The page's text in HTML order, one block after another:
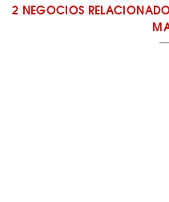
2 NEGOCIOS